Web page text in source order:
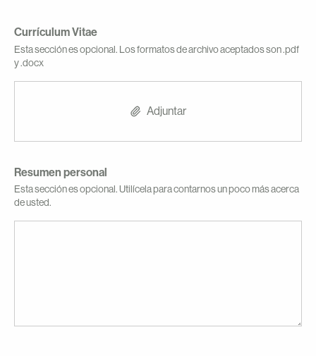
Currículum Vitae
Esta sección es opcional. Los formatos de archivo aceptados son .pdf
y .docx
Adjuntar
Resumen personal
Esta sección es opcional. Utilícela para contarnos un poco más acerca
de usted.